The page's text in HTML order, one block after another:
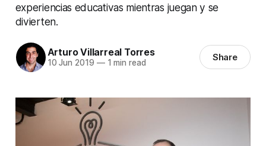
experiencias educativas mientras juegan y se
divierten.
Arturo Villarreal Torres
10 Jun 2019 —1 min read Share